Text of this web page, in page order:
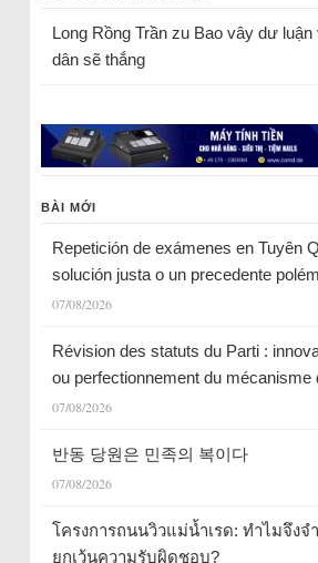
Long Rồng Trầnzu Bao vây dư
dân sẽ thắng
BÀI MỚI
Repetición de exámenes en Tuyên
solución justa o un precedente
07/08/2026
Révision des statuts du Parti :
ou perfectionnement du mécanisme
07/08/2026
반동 당원은 민족의 복이다
07/08/2026
โครงการถนนวิวแม่น้ำเรด: ทำไมจึงจ
ยกเว้นความรับผิดชอบ?